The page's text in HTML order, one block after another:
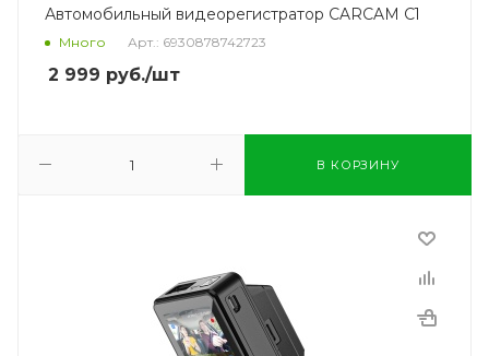
Автомобильный видеорегистратор CARCAM C1
Много Арт.: 6930878742723
2 999 руб./шт
В КОРЗИНУ